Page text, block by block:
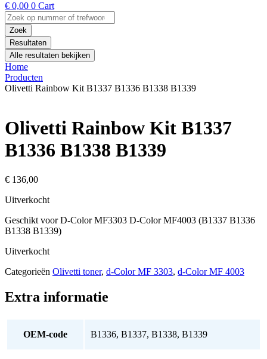
€ 0,00 0 Cart
Search
...Zoek
Resultaten
Alle resultaten bekijken
Home
Producten
Olivetti Rainbow Kit B1337 B1336 B1338 B1339
Olivetti Rainbow Kit B1337
B1336 B1338 B1339
€ 136,00
Uitverkocht
Geschikt voor D-Color MF3303 D-Color MF4003 (B1337 B1336
B1338 B1339)
Uitverkocht
Categorieën Olivetti toner, d-Color MF 3303, d-Color MF 4003
Extra informatie
OEM-code B1336, B1337, B1338, B1339